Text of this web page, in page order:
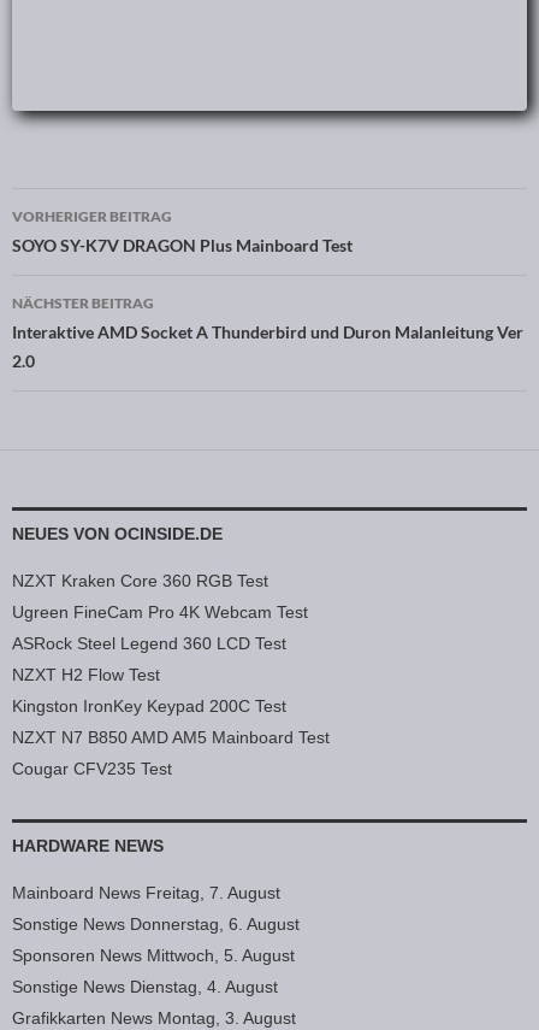
Beitragsnavigation
VORHERIGER BEITRAG
SOYO SY-K7V DRAGON Plus Mainboard Test
NÄCHSTER BEITRAG
Interaktive AMD Socket A Thunderbird und Duron Malanleitung Ver
2.0
NEUES VON OCINSIDE.DE
NZXT Kraken Core 360 RGB Test
Ugreen FineCam Pro 4K Webcam Test
ASRock Steel Legend 360 LCD Test
NZXT H2 Flow Test
Kingston IronKey Keypad 200C Test
NZXT N7 B850 AMD AM5 Mainboard Test
Cougar CFV235 Test
HARDWARE NEWS
Mainboard News Freitag, 7. August
Sonstige News Donnerstag, 6. August
Sponsoren News Mittwoch, 5. August
Sonstige News Dienstag, 4. August
Grafikkarten News Montag, 3. August